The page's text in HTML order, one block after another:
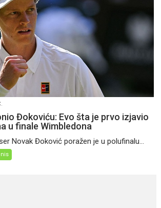
Đokoviću: Evo šta je prvo izjavio
u finale Wimbledona
Novak Đoković poražen je u polufinalu...